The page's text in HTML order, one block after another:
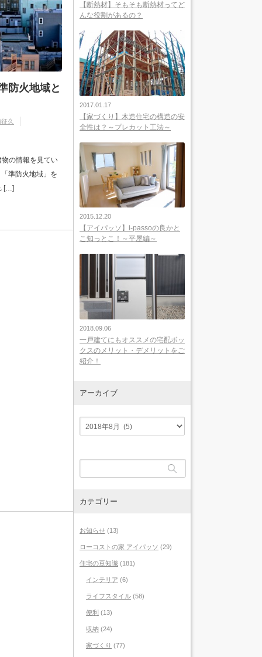
防火地域と
久
の情報を見てい
準防火地域」を
[…]
【断熱材】そもそも断熱材ってど
んな役割があるの？
2017.01.17
【家づくり】木造住宅の構造の安
全性は？～プレカット工法～
2015.12.20
【アイパッソ】i-passoの良かと
こ知っとこ！～平屋編～
2018.09.06
一戸建てにもオススメの宅配ボッ
クスのメリット・デメリットをご
紹介！
アーカイブ
カテゴリー
お知らせ (13)
ローコストの家 アイパッソ (29)
住宅の豆知識 (181)
インテリア (6)
ライフスタイル (58)
便利 (13)
収納 (24)
家づくり (77)